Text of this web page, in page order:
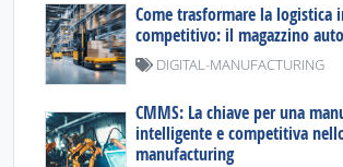
Come trasformare la logistica
competitivo: il magazzino
DIGITAL-MANUFACTURING
CMMS: La chiave per una
intelligente e competitiva
manufacturing